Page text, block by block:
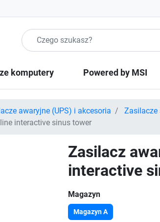
Szukaj produktow
komputery Powered by MSI
awaryjne (UPS) i akcesoria
Zasilacze
interactive sinus tower
Zasilacz
interactive
Magazyn
Magazyn A